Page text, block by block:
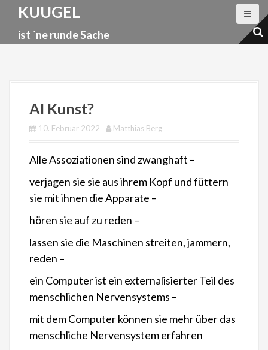
KUUGEL
ist ´ne runde Sache
AI Kunst?
10. Februar 2022 Matthias Berg
Alle Assoziationen sind zwanghaft –
verjagen sie sie aus ihrem Kopf und füttern
sie mit ihnen die Apparate –
hören sie auf zu reden –
lassen sie die Maschinen streiten, jammern,
reden –
ein Computer ist ein externalisierter Teil des
menschlichen Nervensystems –
mit dem Computer können sie mehr über das
menschliche Nervensystem erfahren